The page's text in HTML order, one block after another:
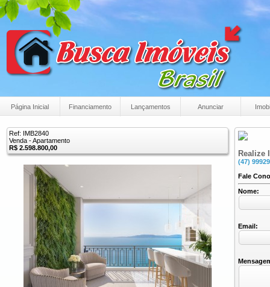
Página Inicial Financiamento Lançamentos Anunciar
Ref: IMB2840
Venda - Apartamento
R$ 2.598.800,00
Realize
(47)
Fale
Nome:
Email: